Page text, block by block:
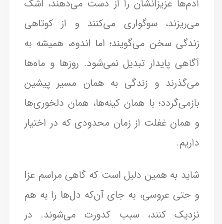
آدم‌ها عزیزانشان را از دست می‌دهند، اشک
می‌ریزند، سوگواری می‌کنند و از کوتاهی
زندگی سخن می‌گویند؛ اما اندوه، همیشه به
آگاهی پایدار تبدیل نمی‌شود. روزها و ماه‌ها
می‌گذرند و زندگی به همان مسیر پیشین
بازمی‌گردد؛ با همان کینه‌ها، همان دلخوری‌ها
و همان غفلت از زمان محدودی که در اختیار
داریم.
شاید به همین دلیل است که گاهی مراسم عزا
و حتی عروسی، به جای آن‌که دل‌ها را به هم
نزدیک کنند، سبب کدورت می‌شوند. در